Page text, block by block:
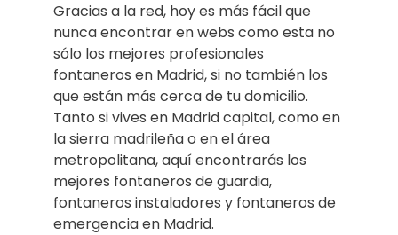
Gracias a la red, hoy es más fácil que
nunca encontrar en webs como esta no
sólo los mejores profesionales
fontaneros en Madrid, si no también los
que están más cerca de tu domicilio.
Tanto si vives en Madrid capital, como en
la sierra madrileña o en el área
metropolitana, aquí encontrarás los
mejores fontaneros de guardia,
fontaneros instaladores y fontaneros de
emergencia en Madrid.